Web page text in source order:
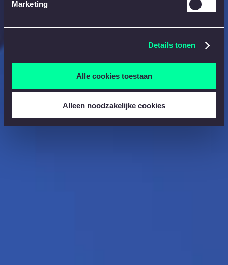
Marketing
Details tonen
Alle cookies toestaan
Alleen noodzakelijke cookies